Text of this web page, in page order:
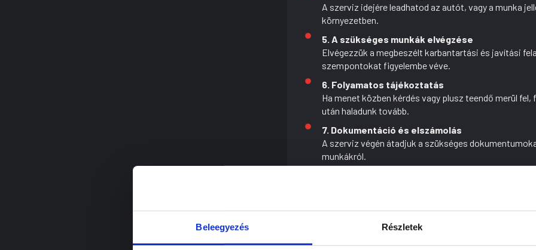
Beleegyezés Részletek
A szerviz idejére leadhatod az autót, vagy a munka
környezetben.
5. A szükséges munkák elvégzése
Elvégezzük a megbeszélt karbantartási és javítási
szempontokat figyelembe véve.
6. Folyamatos tájékoztatás
Ha menet közben kérdés vagy plusz teendő merül
után haladunk tovább.
7. Dokumentáció és elszámolás
A szerviz végén átadjuk a szükséges
munkákról.
Az autót a megbeszélt időpontban veheted át,
Gyakran ismételt kérdések